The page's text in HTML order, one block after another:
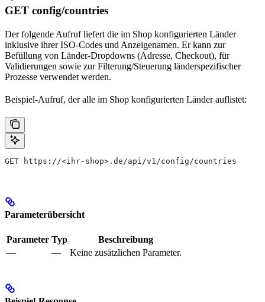
GET config/countries
Der folgende Aufruf liefert die im Shop konfigurierten Länder
inklusive ihrer ISO-Codes und Anzeigenamen. Er kann zur
Befüllung von Länder-Dropdowns (Adresse, Checkout), für
Validierungen sowie zur Filterung/Steuerung länderspezifischer
Prozesse verwendet werden.
Beispiel-Aufruf, der alle im Shop konfigurierten Länder auflistet:
GET https://<ihr-shop>.de/api/v1/config/countries
Parameterübersicht
Parameter Typ
Beschreibung
—
— Keine zusätzlichen Parameter.